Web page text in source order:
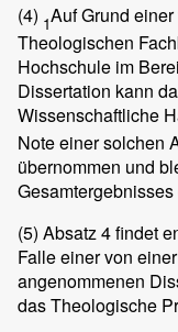
(4) 1Auf Grund
Theologischen
Hochschule im
Dissertation kann
Wissenschaftliche
Note einer solchen
übernommen und
(5) Absatz 4 findet
Falle einer von
angenommenen
das Theologische